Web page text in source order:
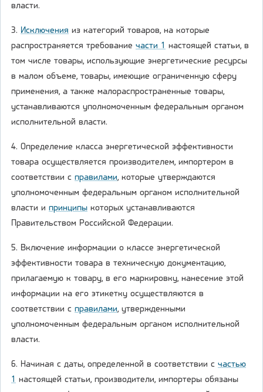
власти.
3. Исключения из категорий товаров, на которые
распространяется требование части 1 настоящей статьи, в
том числе товары, использующие энергетические ресурсы
в малом объеме, товары, имеющие ограниченную сферу
применения, а также малораспространенные товары,
устанавливаются уполномоченным федеральным органом
исполнительной власти.
4. Определение класса энергетической эффективности
товара осуществляется производителем, импортером в
соответствии с правилами, которые утверждаются
уполномоченным федеральным органом исполнительной
власти и принципы которых устанавливаются
Правительством Российской Федерации.
5. Включение информации о классе энергетической
эффективности товара в техническую документацию,
прилагаемую к товару, в его маркировку, нанесение этой
информации на его этикетку осуществляются в
соответствии с правилами, утвержденными
уполномоченным федеральным органом исполнительной
власти.
6. Начиная с даты, определенной в соответствии с частью
1 настоящей статьи, производители, импортеры обязаны